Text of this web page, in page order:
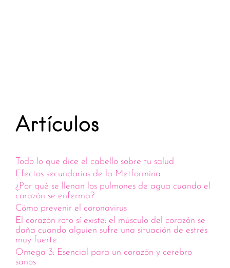
Artículos
Todo lo que dice el cabello sobre tu salud
Efectos secundarios de la Metformina
¿Por qué se llenan los pulmones de agua cuando el
corazón se enferma?
Cómo prevenir el coronavirus
El corazón roto sí existe: el músculo del corazón se
daña cuando alguien sufre una situación de estrés
muy fuerte.
Omega 3: Esencial para un corazón y cerebro
sanos